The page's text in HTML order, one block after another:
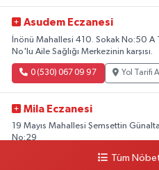
Asudem Eczanesi
İnönü Mahallesi 410. Sokak No:50 A
No'lu Aile Sağlığı Merkezinin karşısı.
0 (530) 067 09 97 Yol Tarifi Al
Mila Eczanesi
19 Mayıs Mahallesi Şemsettin
No:29
Yol Tarifi Al
Tüm